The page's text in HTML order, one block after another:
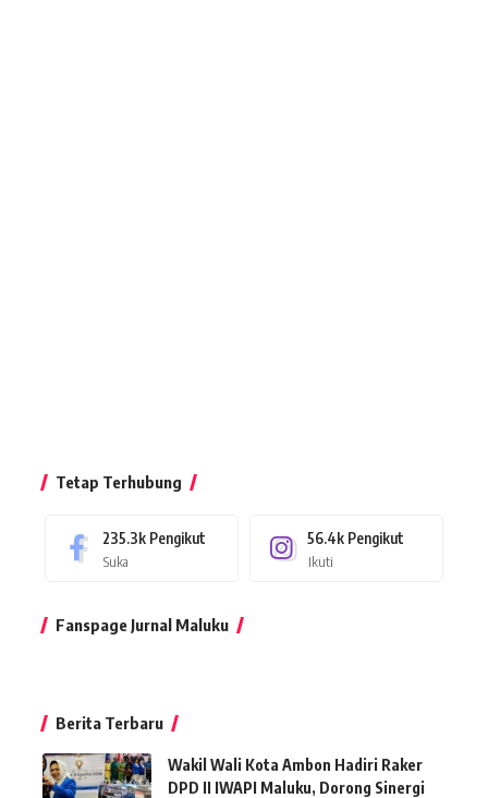
Tetap Terhubung
235.3k Pengikut
Suka
56.4k Pengikut
Ikuti
Fanspage Jurnal Maluku
Berita Terbaru
Wakil Wali Kota Ambon Hadiri Raker
DPD II IWAPI Maluku, Dorong Sinergi